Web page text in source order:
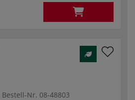
Bestell-Nr. 08-48803